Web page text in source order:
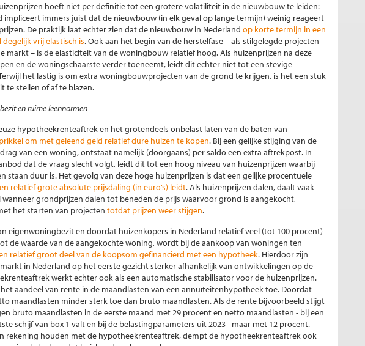
hoeft niet per definitie tot een grotere volatiliteit in de nieuwbouw te leiden:
impliceert immers juist dat de nieuwbouw (in elk geval op lange termijn) weinig reageert
De praktijk laat echter zien dat de nieuwbouw in Nederland op korte termijn in een
vrij elastisch is. Ook aan het begin van de herstelfase – als stilgelegde projecten
markt – is de elasticiteit van de woningbouw relatief hoog. Als huizenprijzen na deze
en de woningschaarste verder toeneemt, leidt dit echter niet tot een stevige
het lastig is om extra woningbouwprojecten van de grond te krijgen, is het een stuk
te stellen of af te blazen.
en ruime leennormen
hypotheekrenteaftrek en het grotendeels onbelast laten van de baten van
om met geleend geld relatief dure huizen te kopen. Bij een gelijke stijging van de
van een woning, ontstaat namelijk (doorgaans) per saldo een extra aftrekpost. In
dat de vraag slecht volgt, leidt dit tot een hoog niveau van huizenprijzen waarbij
staan duur is. Het gevolg van deze hoge huizenprijzen is dat een gelijke procentuele
relatief grote absolute prijsdaling (in euro’s) leidt. Als huizenprijzen dalen, daalt vaak
grondprijzen dalen tot beneden de prijs waarvoor grond is aangekocht,
het starten van projecten totdat prijzen weer stijgen.
eigenwoningbezit en doordat huizenkopers in Nederland relatief veel (tot 100 procent)
de waarde van de aangekochte woning, wordt bij de aankoop van woningen ten
relatief groot deel van de koopsom gefinancierd met een hypotheek. Hierdoor zijn
in Nederland op het eerste gezicht sterker afhankelijk van ontwikkelingen op de
werkt echter ook als een automatische stabilisator voor de huizenprijzen.
aandeel van rente in de maandlasten van een annuïteitenhypotheek toe. Doordat
maandlasten minder sterk toe dan bruto maandlasten. Als de rente bijvoorbeeld stijgt
bruto maandlasten in de eerste maand met 29 procent en netto maandlasten - bij een
schijf van box 1 valt en bij de belastingparameters uit 2023 - maar met 12 procent.
rekening houden met de hypotheekrenteaftrek, dempt de hypotheekrenteaftrek ook